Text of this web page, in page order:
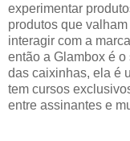
experimentar
produtos que
interagir com a
então a Glambox é
das caixinhas, ela é
tem cursos
entre assinantes e